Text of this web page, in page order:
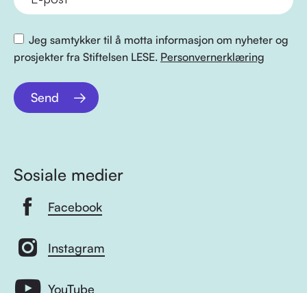
Jeg samtykker til å motta informasjon om nyheter og
prosjekter fra Stiftelsen LESE. Personvernerklæring
Send
Sosiale medier
Facebook
Instagram
YouTube